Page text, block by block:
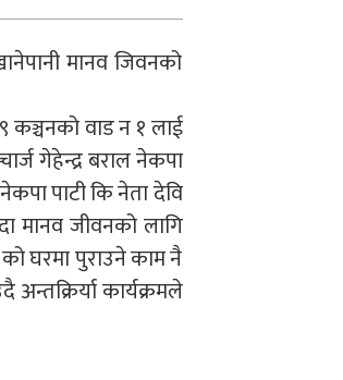
मानव जिवनको
कञ्चनको वाड न १ लाई
गेहेन्द्र बराल नेकपा
पाटी कि नेता देवि
मानव जीवनको लागि
घरमा पुराउने काम नै
कार्यक्रमले